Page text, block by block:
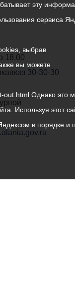
18.00
30-30-30
эту
сервиса
выбрав
вы можете
out.html Однако это
Используя этот
в порядке и